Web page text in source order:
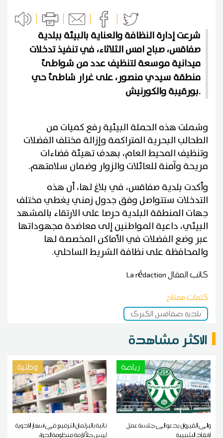
شرعت إدارة النظافة والعناية بالبيئة ببلدية
صفاقس، صباح امس الثلاثاء، في تنفيذ تدخلات
ميدانية موسعة لتنظيف عدد من شواطئ
منطقة سيدي منصور، على غرار شاطئ حي
بورقيبة والكورنيش.
وشملت هذه الحملة البيئية رفع كميات من
الطحالب البحرية المتراكمة وإزالة مختلف الفضلات
وتنظيف المحيط العام، بهدف تهيئة فضاءات
مريحة وآمنة للعائلات والزوار وضمان سلامتهم.
وأكدت بلدية صفاقس، في بلاغ لها، أن هذه
التدخلات ستتواصل وفق جدول زمني يغطي مختلف
جهات المنطقة البلدية حرصا على الارتقاء بالمشهد
البيئي، داعية المواطنين إلى معاضدة مجهوداتها
عبر وضع الفضلات في الأماكن المخصصة لها
والمحافظة على نظافة الشريط الساحلي.
كاتب المقالLa rédaction
كلمات مفتاح
بلدية صفاقس الكبرى
الاكثر مشاهدة
رياضة
والي القيروان يدعو إلى جلسة عمل
لإنقاذ الشبيبة
وطنية
نائبة بالبرلمان:الترفيع في أسعار الأدوية
ليس حلاً لأزمة منظومة الدواء